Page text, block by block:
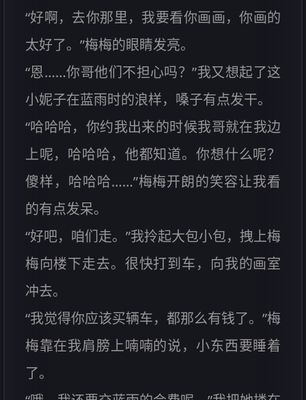
“好啊，去你那里，我要看你画画，你画的
太好了。”梅梅的眼睛发亮。
“恩……你哥他们不担心吗？”我又想起了这
小妮子在蓝雨时的浪样，嗓子有点发干。
“哈哈哈，你约我出来的时候我哥就在我边
上呢，哈哈哈，他都知道。你想什么呢？
傻样，哈哈哈……”梅梅开朗的笑容让我看
的有点发呆。
“好吧，咱们走。”我拎起大包小包，拽上梅
梅向楼下走去。很快打到车，向我的画室
冲去。
“我觉得你应该买辆车，都那么有钱了。”梅
梅靠在我肩膀上喃喃的说，小东西要睡着
了。